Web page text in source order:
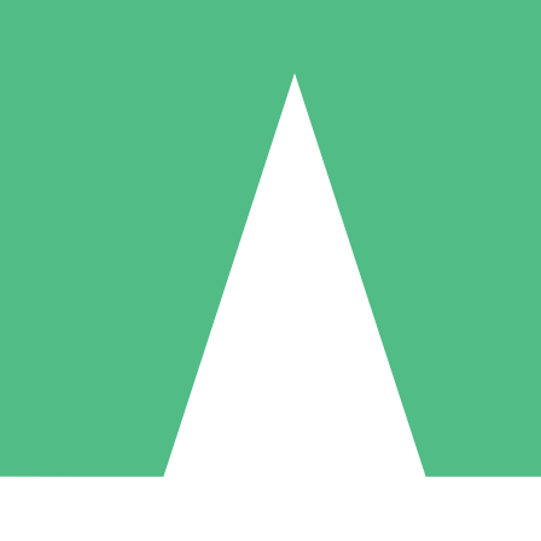
Individuella Kreditpaket
per användning med nedladdningskrediter. Inget månatligt åtagande
5 Nedladdningar
US$